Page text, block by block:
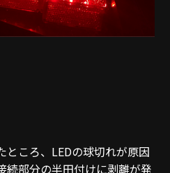
ところ、LEDの球切れが原因
続部分の半田付けに剥離が発